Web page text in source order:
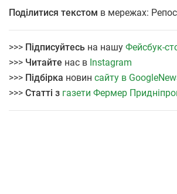
Поділитися текстом в мережах:
>>> Підписуйтесь на нашу Фейсбук-
>>> Читайте нас в Instagram
>>> Підбірка новин сайту в
>>> Статті з газети Фермер